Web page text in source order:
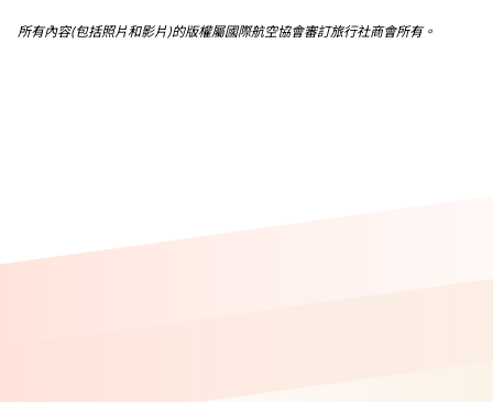
所有內容(包括照片和影片)的版權屬國際航空協會審訂旅行社商會所有。